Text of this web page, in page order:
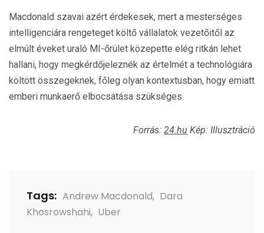
Macdonald szavai azért érdekesek, mert a mesterséges
intelligenciára rengeteget költő vállalatok vezetőitől az
elmúlt éveket uraló MI-őrület közepette elég ritkán lehet
hallani, hogy megkérdőjeleznék az értelmét a technológiára
költött összegeknek, főleg olyan kontextusban, hogy emiatt
emberi munkaerő elbocsátása szükséges.
Forrás: 24.hu Kép: Illusztráció
Tags: Andrew Macdonald, Dara
Khosrowshahi, Uber